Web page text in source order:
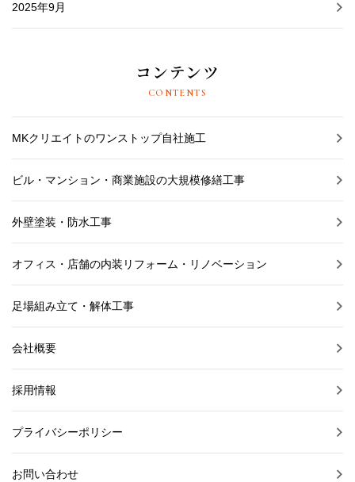
2025年9月
コンテンツ
CONTENTS
MKクリエイトのワンストップ自社施工
ビル・マンション・商業施設の大規模修繕工事
外壁塗装・防水工事
オフィス・店舗の内装リフォーム・リノベーション
足場組み立て・解体工事
会社概要
採用情報
プライバシーポリシー
お問い合わせ